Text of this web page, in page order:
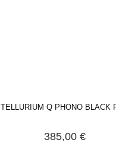
TELLURIUM Q PHONO BLACK
385,00 €